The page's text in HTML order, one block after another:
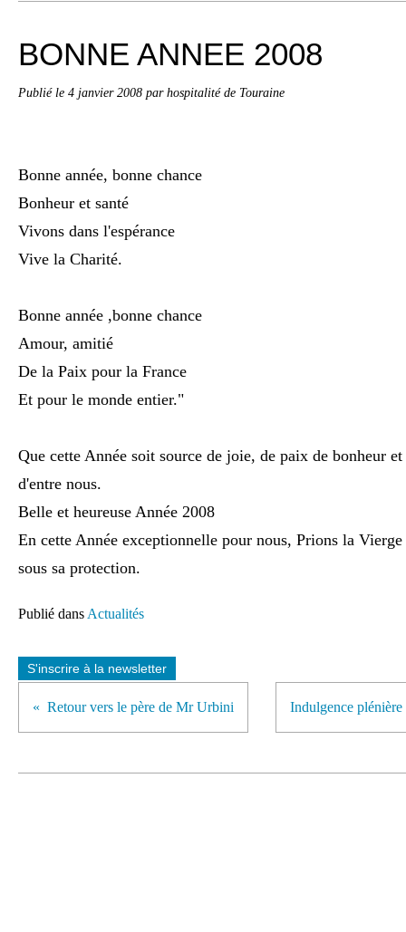
BONNE ANNEE 2008
Publié le 4 janvier 2008 par hospitalité de Touraine
Bonne année, bonne chance
Bonheur et santé
Vivons dans l'espérance
Vive la Charité.
Bonne année ,bonne chance
Amour, amitié
De la Paix pour la France
Et pour le monde entier."
Que cette Année soit source de joie, de paix de bonheur
d'entre nous.
Belle et heureuse Année 2008
En cette Année exceptionnelle pour nous, Prions la
sous sa protection.
Publié dans Actualités
S'inscrire à la newsletter
Retour vers le père de Mr Urbini Indulgence